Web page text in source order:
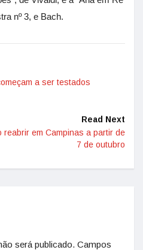
nº 3, e Bach.
a ser testados
Read Next
reabrir em Campinas a partir de
7 de outubro
será publicado. Campos